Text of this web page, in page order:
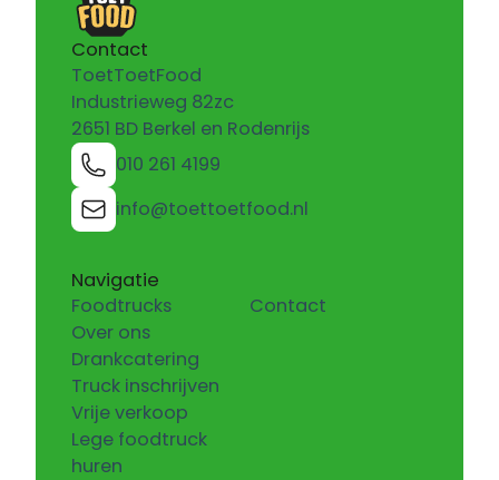
Contact
ToetToetFood
Industrieweg 82zc
2651 BD Berkel en Rodenrijs
010 261 4199
info@toettoetfood.nl
Navigatie
Foodtrucks
Over ons
Drankcatering
Truck inschrijven
Vrije verkoop
Lege foodtruck
huren
Contact